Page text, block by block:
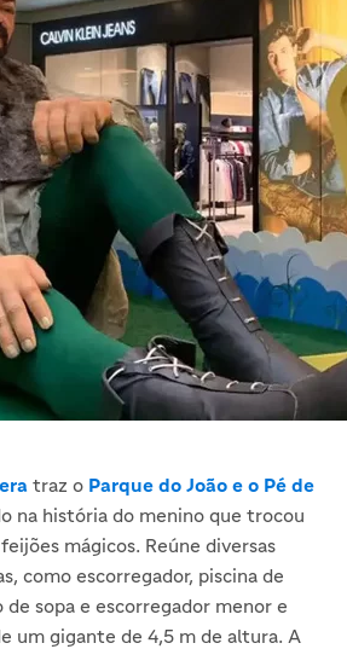
traz o Parque do João e o Pé de
na história do menino que trocou
mágicos. Reúne diversas
como escorregador, piscina de
sopa e escorregador menor e
um gigante de 4,5 m de altura. A